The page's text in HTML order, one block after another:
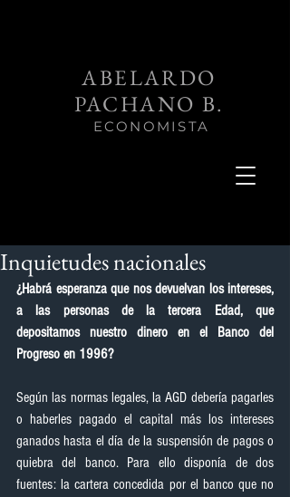
ABELARDO
PACHANO B.
ECONOMISTA
Inquietudes nacionales
¿Habrá esperanza que nos devuelvan los intereses,
a las personas de la tercera Edad, que
depositamos nuestro dinero en el Banco del
Progreso en 1996?
Según las normas legales, la AGD debería pagarles
o haberles pagado el capital más los intereses
ganados hasta el día de la suspensión de pagos o
quiebra del banco. Para ello disponía de dos
fuentes: la cartera concedida por el banco que no